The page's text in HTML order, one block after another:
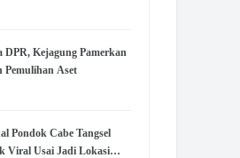
DPR, Kejagung Pamerkan
Pemulihan Aset
Pondok Cabe Tangsel
Viral Usai Jadi Lokasi